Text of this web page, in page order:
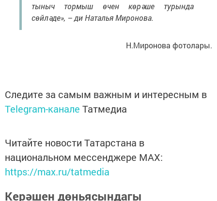
тыныч тормыш өчен көрәше турында
сөйләде», – ди Наталья Миронова.
Н.Миронова фотолары.
Следите за самым важным и интересным в
Telegram-канале Татмедиа
Читайте новости Татарстана в
национальном мессенджере MАХ:
https://max.ru/tatmedia
Керәшен дөньясындагы